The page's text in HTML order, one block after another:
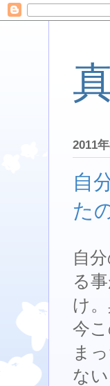
2011
自
た
自
る
け
今
ま
な